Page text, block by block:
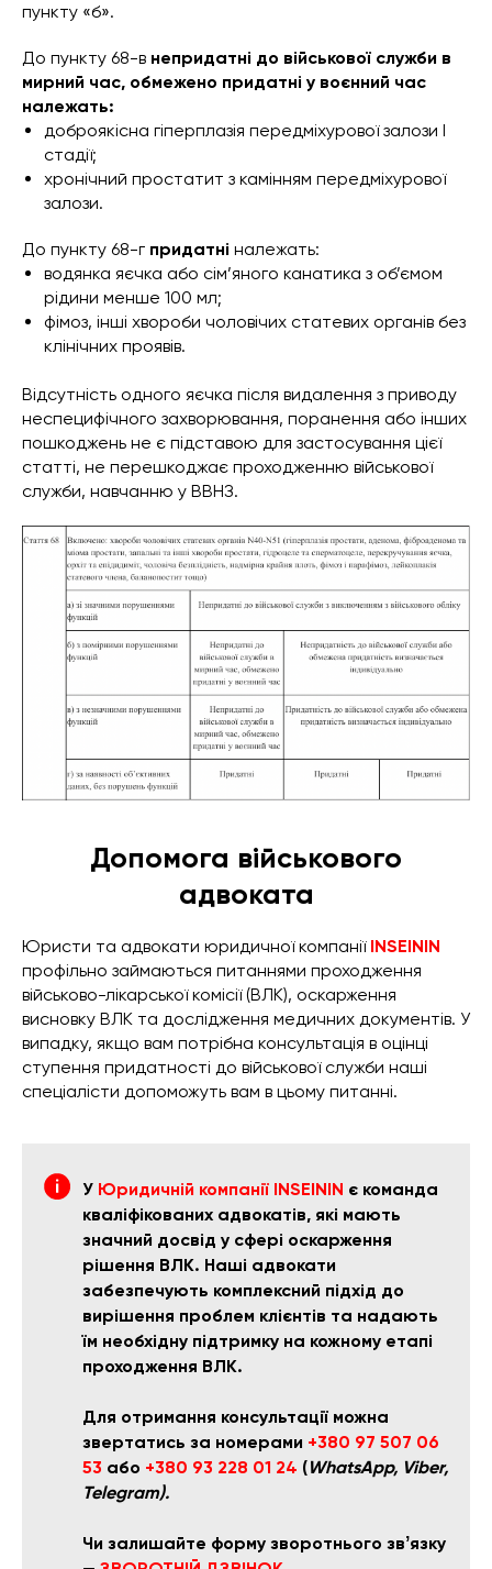
пункту «б».
До пункту 68-в непридатні до військової служби в
мирний час, обмежено придатні у воєнний час
належать:
доброякісна гіперплазія передміхурової залози I
стадії;
хронічний простатит з камінням передміхурової
залози.
До пункту 68-г придатні належать:
водянка яєчка або сім’яного канатика з об’ємом
рідини менше 100 мл;
фімоз, інші хвороби чоловічих статевих органів без
клінічних проявів.
Відсутність одного яєчка після видалення з приводу
неспецифічного захворювання, поранення або інших
пошкоджень не є підставою для застосування цієї
статті, не перешкоджає проходженню військової
служби, навчанню у ВВНЗ.
Допомога військового
адвоката
Юристи та адвокати юридичної компанії INSEININ
профільно займаються питаннями проходження
військово-лікарської комісії (ВЛК), оскарження
висновку ВЛК та дослідження медичних документів. У
випадку, якщо вам потрібна консультація в оцінці
ступення придатності до військової служби наші
спеціалісти допоможуть вам в цьому питанні.
У Юридичній компанії INSEININ є команда
кваліфікованих адвокатів, які мають
значний досвід у сфері оскарження
рішення ВЛК. Наші адвокати
забезпечують комплексний підхід до
вирішення проблем клієнтів та надають
їм необхідну підтримку на кожному етапі
проходження ВЛК.
Для отримання консультації можна
звертатись за номерами +380 97 507 06
53 або +380 93 228 01 24 (WhatsApp, Viber,
Telegram).
Чи залишайте форму зворотнього звʼязку